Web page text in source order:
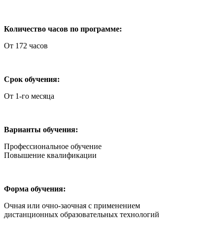
Количество часов по программе:
От 172 часов
Срок обучения:
От 1-го месяца
Варианты обучения:
Профессиональное обучение
Повышение квалификации
Форма обучения:
Очная или очно-заочная с применением
дистанционных образовательных технологий